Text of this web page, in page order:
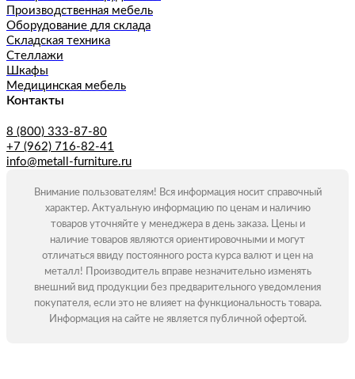
Производственная мебель
Оборудование для склада
Складская техника
Стеллажи
Шкафы
Медицинская мебель
Контакты
8 (800) 333-87-80
+7 (962) 716-82-41
info@metall-furniture.ru
Внимание пользователям! Вся информация носит справочный
характер. Актуальную информацию по ценам и наличию
товаров уточняйте у менеджера в день заказа. Цены и
наличие товаров являются ориентировочными и могут
отличаться ввиду постоянного роста курса валют и цен на
металл! Производитель вправе незначительно изменять
внешний вид продукции без предварительного уведомления
покупателя, если это не влияет на функциональность товара.
Информация на сайте не является публичной офертой.